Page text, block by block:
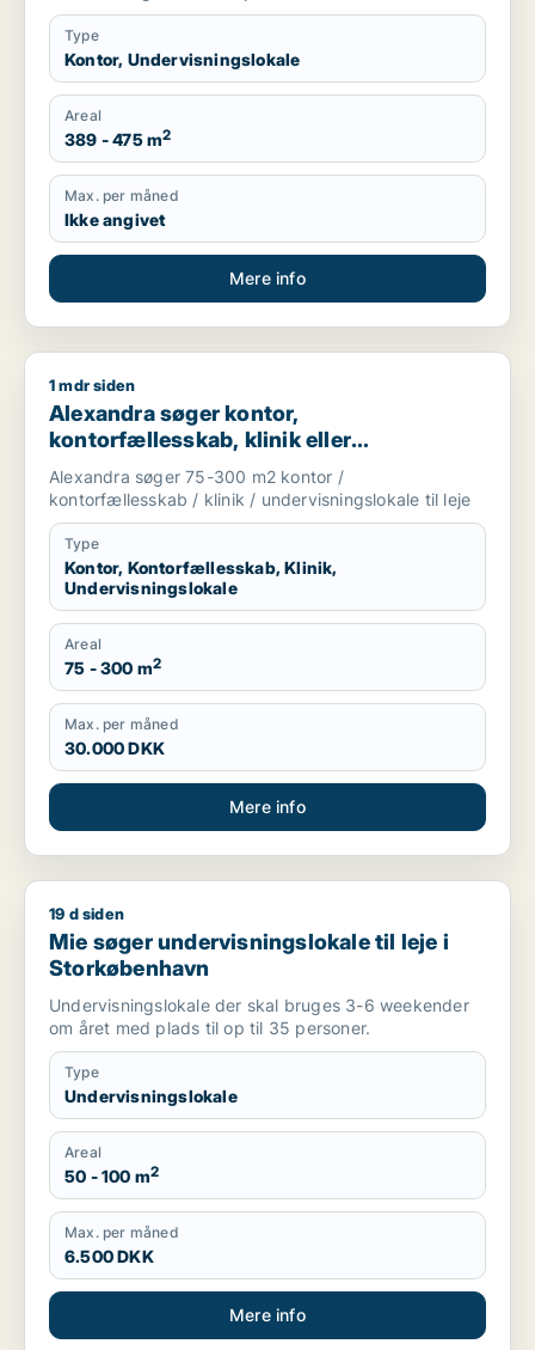
Type
Kontor, Undervisningslokale
Areal
389 - 475 m2
Max. per måned
Ikke angivet
Mere info
Alexandra søger kontor, kontorfællesskab, klinik eller
1 mdr siden
Alexandra søger kontor,
kontorfællesskab, klinik eller
undervisningslokale til leje i København
Alexandra søger 75-300 m2 kontor /
kontorfællesskab / klinik / undervisningslokale til leje
Type
Kontor, Kontorfællesskab, Klinik,
Undervisningslokale
Areal
75 - 300 m2
Max. per måned
30.000 DKK
Mere info
Mie søger undervisningslokale til leje i Storkøbenhavn
19 d siden
Mie søger undervisningslokale til leje i
Storkøbenhavn
Undervisningslokale der skal bruges 3-6 weekender
om året med plads til op til 35 personer.
Type
Undervisningslokale
Areal
50 - 100 m2
Max. per måned
6.500 DKK
Mere info